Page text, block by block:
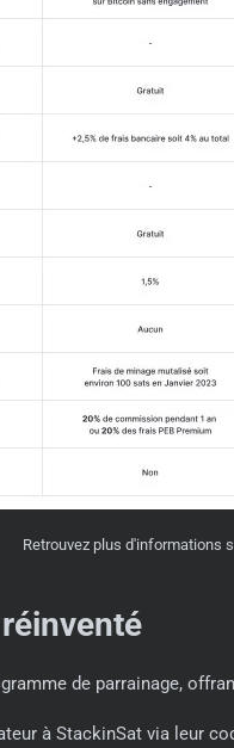
Retrouvez plus d'informations
de parrainage,
à StackinSat via leur